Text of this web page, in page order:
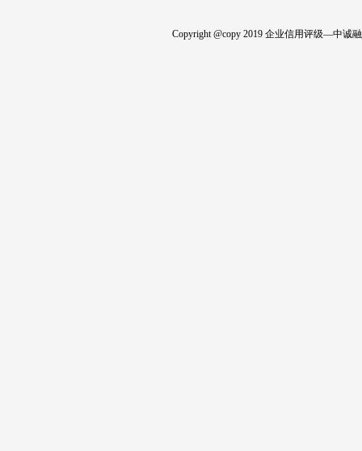
Copyright @copy 2019 企业信用评级—中诚